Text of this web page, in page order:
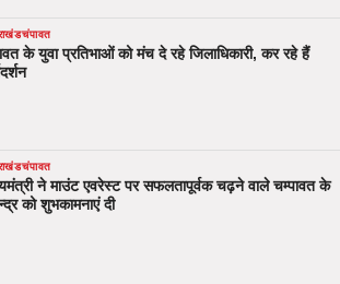
चंपावत
के युवा प्रतिभाओं को मंच दे रहे जिलाधिकारी, कर रहे हैं
चंपावत
ने माउंट एवरेस्ट पर सफलतापूर्वक चढ़ने वाले चम्पावत के
को शुभकामनाएं दी